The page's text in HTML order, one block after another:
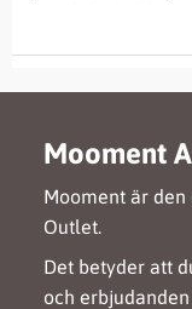
Mooment
Mooment är
Outlet.
Det betyder att
och